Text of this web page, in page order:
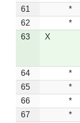
61
*
62
*
63
X
64 *
65
*
66
*
67
*